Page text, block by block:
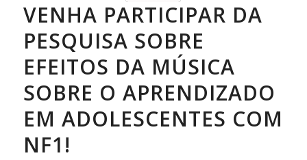
VENHA PARTICIPAR DA
PESQUISA SOBRE
EFEITOS DA MÚSICA
SOBRE O APRENDIZADO
EM ADOLESCENTES COM
NF1!